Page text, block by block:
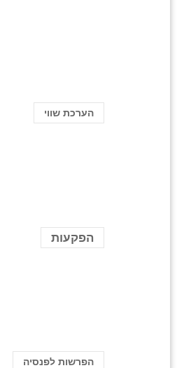
הערכת שווי
הפקעות
הפרשות לפנסיה